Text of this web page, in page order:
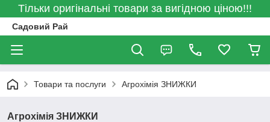
Тільки оригінальні товари за вигідною ціною!!!
Садовий Рай
Товари та послуги Агрохімія ЗНИЖКИ
Агрохімія ЗНИЖКИ